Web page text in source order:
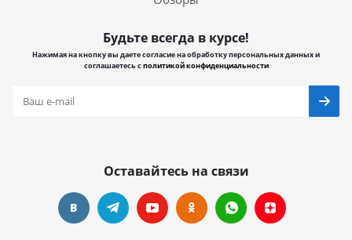
Будьте всегда в курсе!
Нажимая на кнопку вы даете согласие на обработку персональных данных и
соглашаетесь сполитикой конфиденциальности
Оставайтесь на связи